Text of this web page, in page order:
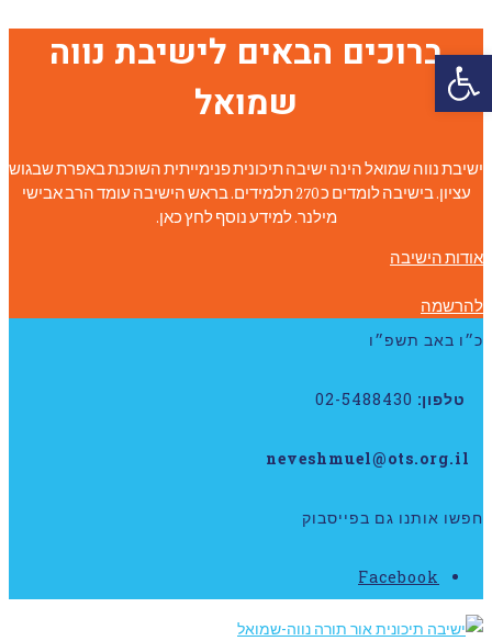
ברוכים הבאים לישיבת נווה
שמואל
ישיבת נווה שמואל הינה ישיבה תיכונית פנימייתית השוכנת באפרת שבגוש
עציון. בישיבה לומדים כ 270 תלמידים. בראש הישיבה עומד הרב אבישי
מילנר. למידע נוסף לחץ כאן.
אודות הישיבה
להרשמה
כ״ו באב תשפ״ו
טלפון:
חפשו אותנו גם בפייסבוק
Facebook
פתח סרגל נגישות